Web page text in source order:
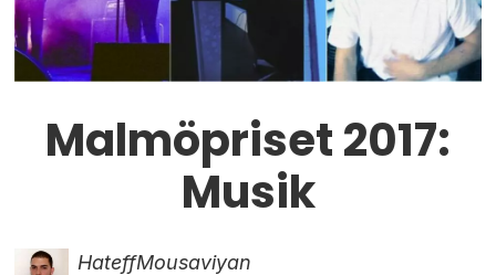
Malmöpriset 2017:
Musik
HateffMousaviyan